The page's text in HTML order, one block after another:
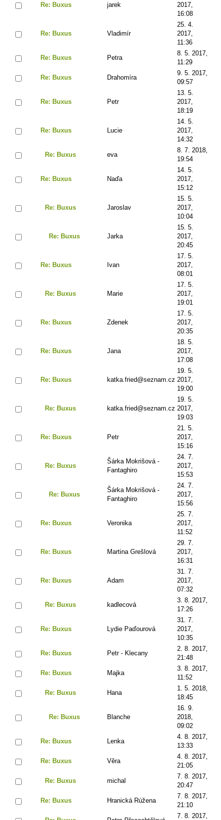
Re: Buxus jarek
2017,
16:08
Re: Buxus Vladimír
25. 4.
2017,
11:36
Re: Buxus Petra
8. 5. 2017,
11:29
Re: Buxus Drahomíra
9. 5. 2017,
09:57
Re: Buxus Petr
13. 5.
2017,
18:19
Re: Buxus Lucie
14. 5.
2017,
14:32
Re: Buxus eva
8. 7. 2018,
19:54
Re: Buxus Naďa
14. 5.
2017,
15:12
Re: Buxus Jaroslav
15. 5.
2017,
10:04
Re: Buxus Jarka
15. 5.
2017,
20:45
Re: Buxus Ivan
17. 5.
2017,
08:01
Re: Buxus Marie
17. 5.
2017,
19:01
Re: Buxus Zdenek
17. 5.
2017,
20:35
Re: Buxus Jana
18. 5.
2017,
17:08
Re: Buxus katka.fried@seznam.cz
19. 5.
2017,
19:00
Re: Buxus katka.fried@seznam.cz
19. 5.
2017,
19:03
Re: Buxus Petr
21. 5.
2017,
15:16
Re: Buxus
Šárka Mokrišová -
Fantaghiro
24. 7.
2017,
15:53
Re: Buxus
Šárka Mokrišová -
Fantaghiro
24. 7.
2017,
15:56
Re: Buxus Veronika
25. 7.
2017,
11:52
Re: Buxus Martina Grešlová
29. 7.
2017,
16:31
Re: Buxus Adam
31. 7.
2017,
07:32
Re: Buxus kadlecová
3. 8. 2017,
17:26
Re: Buxus Lydie Paďourová
31. 7.
2017,
10:35
Re: Buxus Petr - Klecany
2. 8. 2017,
21:48
Re: Buxus Majka
3. 8. 2017,
11:52
Re: Buxus Hana
1. 5. 2018,
18:45
Re: Buxus Blanche
16. 9.
2018,
09:02
Re: Buxus Lenka
4. 8. 2017,
13:33
Re: Buxus Věra
4. 8. 2017,
21:05
Re: Buxus michal
7. 8. 2017,
20:47
Re: Buxus Hranická Rúžena
7. 8. 2017,
21:10
7. 8. 2017,